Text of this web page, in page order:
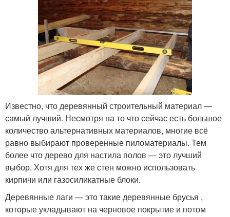
Известно, что деревянный строительный материал —
самый лучший. Несмотря на то что сейчас есть большое
количество альтернативных материалов, многие всё
равно выбирают проверенные пиломатериалы. Тем
более что дерево для настила полов — это лучший
выбор. Хотя для тех же стен можно использовать
кирпичи или газосиликатные блоки.
Деревянные лаги — это такие деревянные брусья ,
которые укладывают на черновое покрытие и потом